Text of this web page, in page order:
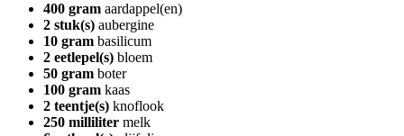
400 gram aardappel(en)
2 stuk(s) aubergine
10 gram basilicum
2 eetlepel(s) bloem
50 gram boter
100 gram kaas
2 teentje(s) knoflook
250 milliliter melk